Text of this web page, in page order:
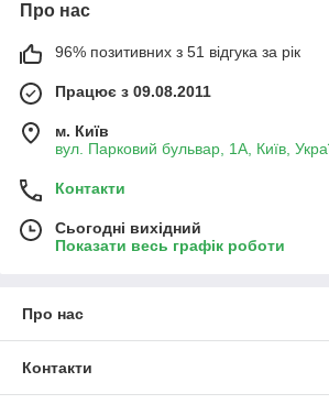
Про нас
96% позитивних з 51 відгука за рік
Працює з 09.08.2011
м. Київ
вул. Парковий бульвар, 1А, Київ,
Контакти
Сьогодні вихідний
Показати весь графік роботи
Про нас
Контакти